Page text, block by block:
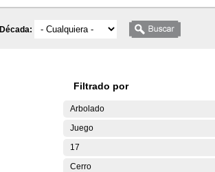
Década:
Filtrado por
Arbolado
Juego
17
Cerro